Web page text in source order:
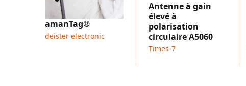
amanTag®
deister electronic
Antenne à gain
élevé à
polarisation
circulaire A5060
Times-7